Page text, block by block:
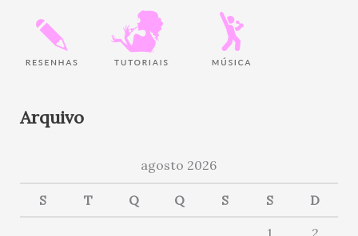
Arquivo
agosto 2026
S T Q Q S S D
1
2